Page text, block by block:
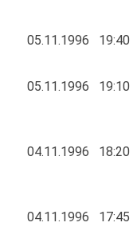
05.11.1996 19:40
05.11.1996 19:10
04.11.1996 18:20
04.11.1996 17:45